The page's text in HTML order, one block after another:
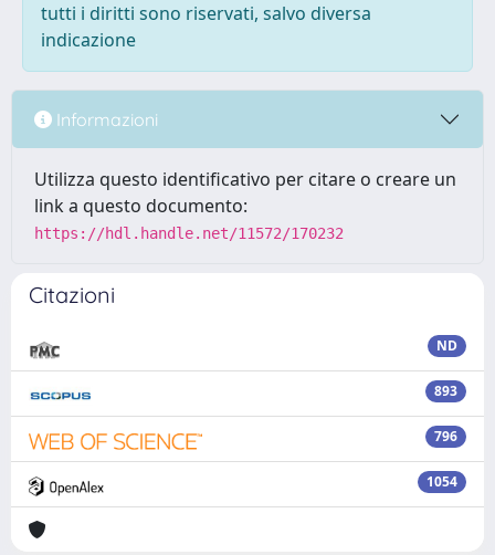
tutti i diritti sono riservati, salvo diversa
indicazione
Informazioni
Utilizza questo identificativo per citare o creare un
link a questo documento:
https://hdl.handle.net/11572/170232
Citazioni
ND
893
796
1054